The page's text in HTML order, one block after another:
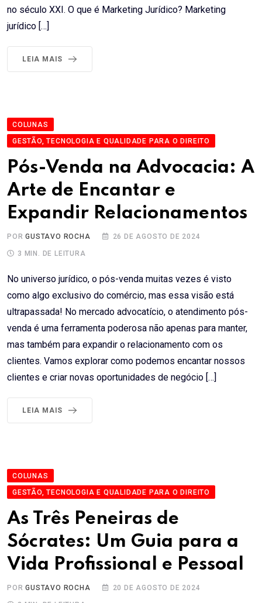
no século XXI. O que é Marketing Jurídico? Marketing
jurídico […]
LEIA MAIS
COLUNAS
GESTÃO, TECNOLOGIA E QUALIDADE PARA O DIREITO
Pós-Venda na Advocacia: A
Arte de Encantar e
Expandir Relacionamentos
PORGUSTAVO ROCHA 26 DE AGOSTO DE 2024
3 MIN. DE LEITURA
No universo jurídico, o pós-venda muitas vezes é visto
como algo exclusivo do comércio, mas essa visão está
ultrapassada! No mercado advocatício, o atendimento pós-
venda é uma ferramenta poderosa não apenas para manter,
mas também para expandir o relacionamento com os
clientes. Vamos explorar como podemos encantar nossos
clientes e criar novas oportunidades de negócio […]
LEIA MAIS
COLUNAS
GESTÃO, TECNOLOGIA E QUALIDADE PARA O DIREITO
As Três Peneiras de
Sócrates: Um Guia para a
Vida Profissional e Pessoal
PORGUSTAVO ROCHA 20 DE AGOSTO DE 2024